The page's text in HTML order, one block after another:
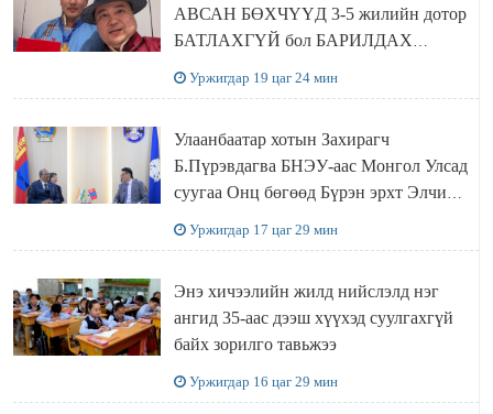
АВСАН БӨХЧҮҮД 3-5 жилийн дотор
БАТЛАХГҮЙ бол БАРИЛДАХ
ЭРХИЙГ нь хасаж, цолыг нь хураана
Уржигдар 19 цаг 24 мин
Улаанбаатар хотын Захирагч
Б.Пүрэвдагва БНЭУ-аас Монгол Улсад
суугаа Онц бөгөөд Бүрэн эрхт Элчин
сайд Атул Малхари Готсурветэй
уулзлаа
Уржигдар 17 цаг 29 мин
Энэ хичээлийн жилд нийслэлд нэг
ангид 35-аас дээш хүүхэд суулгахгүй
байх зорилго тавьжээ
Уржигдар 16 цаг 29 мин